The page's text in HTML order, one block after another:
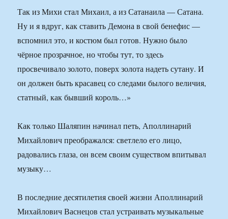
Так из Михи стал Михаил, а из Сатанаила — Сатана.
Ну и я вдруг, как ставить Демона в свой бенефис —
вспомнил это, и костюм был готов. Нужно было
чёрное прозрачное, но чтобы тут, то здесь
просвечивало золото, поверх золота надеть сутану. И
он должен быть красавец со следами былого величия,
статный, как бывший король…»
Как только Шаляпин начинал петь, Аполлинарий
Михайлович преображался: светлело его лицо,
радовались глаза, он всем своим существом впитывал
музыку…
В последние десятилетия своей жизни Аполлинарий
Михайлович Васнецов стал устраивать музыкальные